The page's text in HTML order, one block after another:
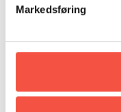
Markedsføring